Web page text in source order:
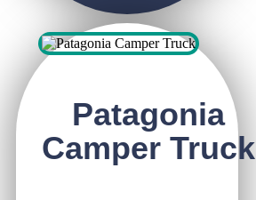
Patagonia
Camper Truck